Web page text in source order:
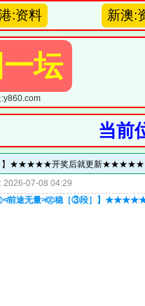
:资料 新澳:
坛
当前
］】★★★★★开奖后就更新★★★★★
2026-07-08 04:29
≮前途无量≯㊣稳［③段］】